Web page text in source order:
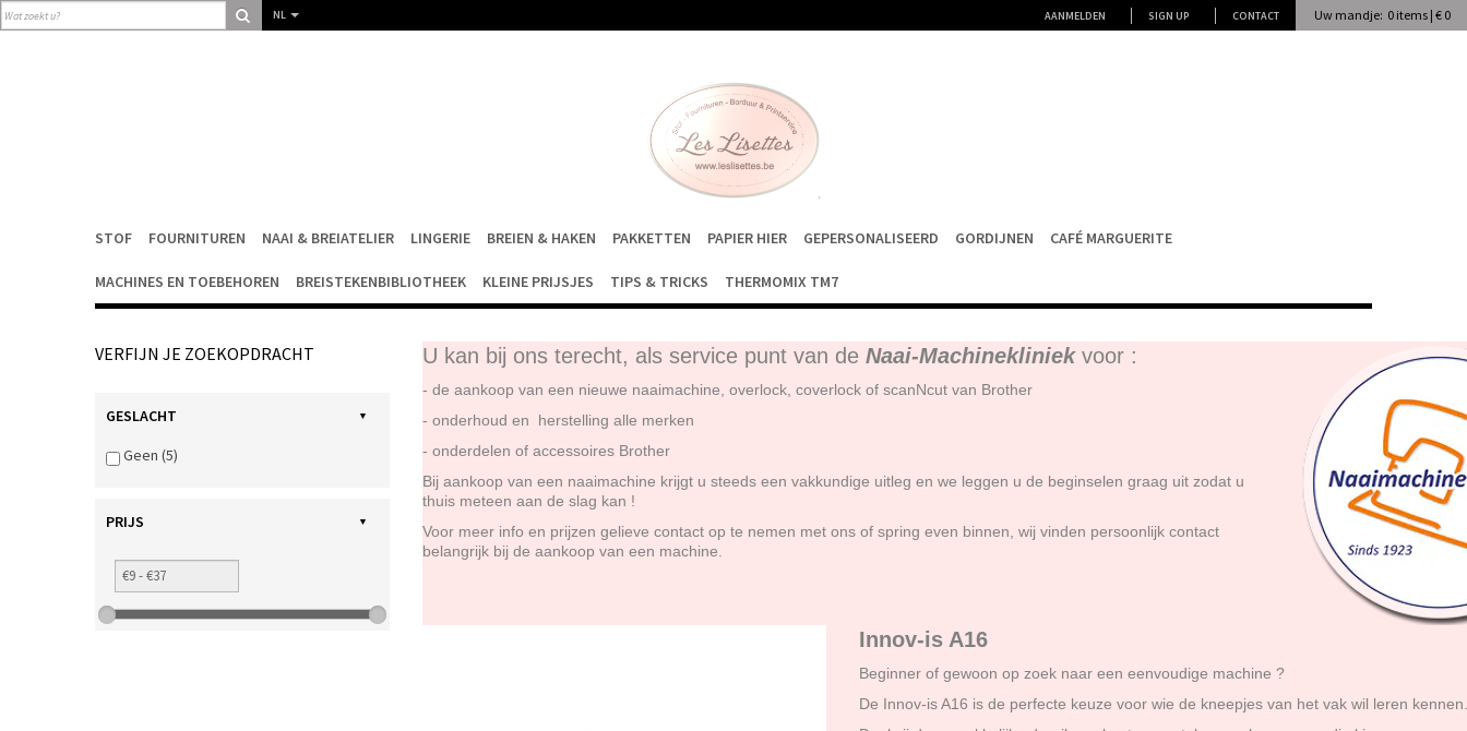
NL Uw mandje: 0 items | € 0
AANMELDEN SIGN UP CONTACT
STOF FOURNITUREN NAAI & BREIATELIER LINGERIE BREIEN & HAKEN PAKKETTEN PAPIER HIER GEPERSONALISEERD GORDIJNEN CAFÉ MARGUERITE
MACHINES EN TOEBEHOREN BREISTEKENBIBLIOTHEEK KLEINE PRIJSJES TIPS & TRICKS THERMOMIX TM7
VERFIJN JE ZOEKOPDRACHT
GESLACHT
Geen (5)
PRIJS
U kan bij ons terecht, als service punt van de Naai-Machinekliniek voor :
- de aankoop van een nieuwe naaimachine, overlock, coverlock of scanNcut van Brother
- onderhoud en herstelling alle merken
- onderdelen of accessoires Brother
Bij aankoop van een naaimachine krijgt u steeds een vakkundige uitleg en we leggen u de beginselen graag uit zodat u
thuis meteen aan de slag kan !
Voor meer info en prijzen gelieve contact op te nemen met ons of spring even binnen, wij vinden persoonlijk contact
belangrijk bij de aankoop van een machine.
Innov-is A16
Beginner of gewoon op zoek naar een eenvoudige machine ?
De Innov-is A16 is de perfecte keuze voor wie de kneepjes van het vak wil leren kennen.